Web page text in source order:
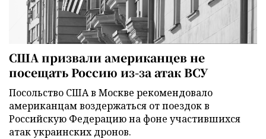
США призвали американцев не
посещать Россию из-за атак ВСУ
Посольство США в Москве рекомендовало
американцам воздержаться от поездок в
Российскую Федерацию на фоне участившихся
атак украинских дронов.